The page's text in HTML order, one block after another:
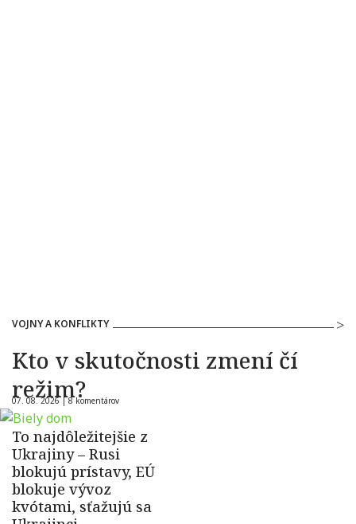
VOJNY A KONFLIKTY
Kto v skutočnosti zmení čí
režim?
07. 08. 2026 |8 komentárov
To najdôležitejšie z
Ukrajiny – Rusi
blokujú prístavy, EÚ
blokuje vývoz
kvótami, sťažujú sa